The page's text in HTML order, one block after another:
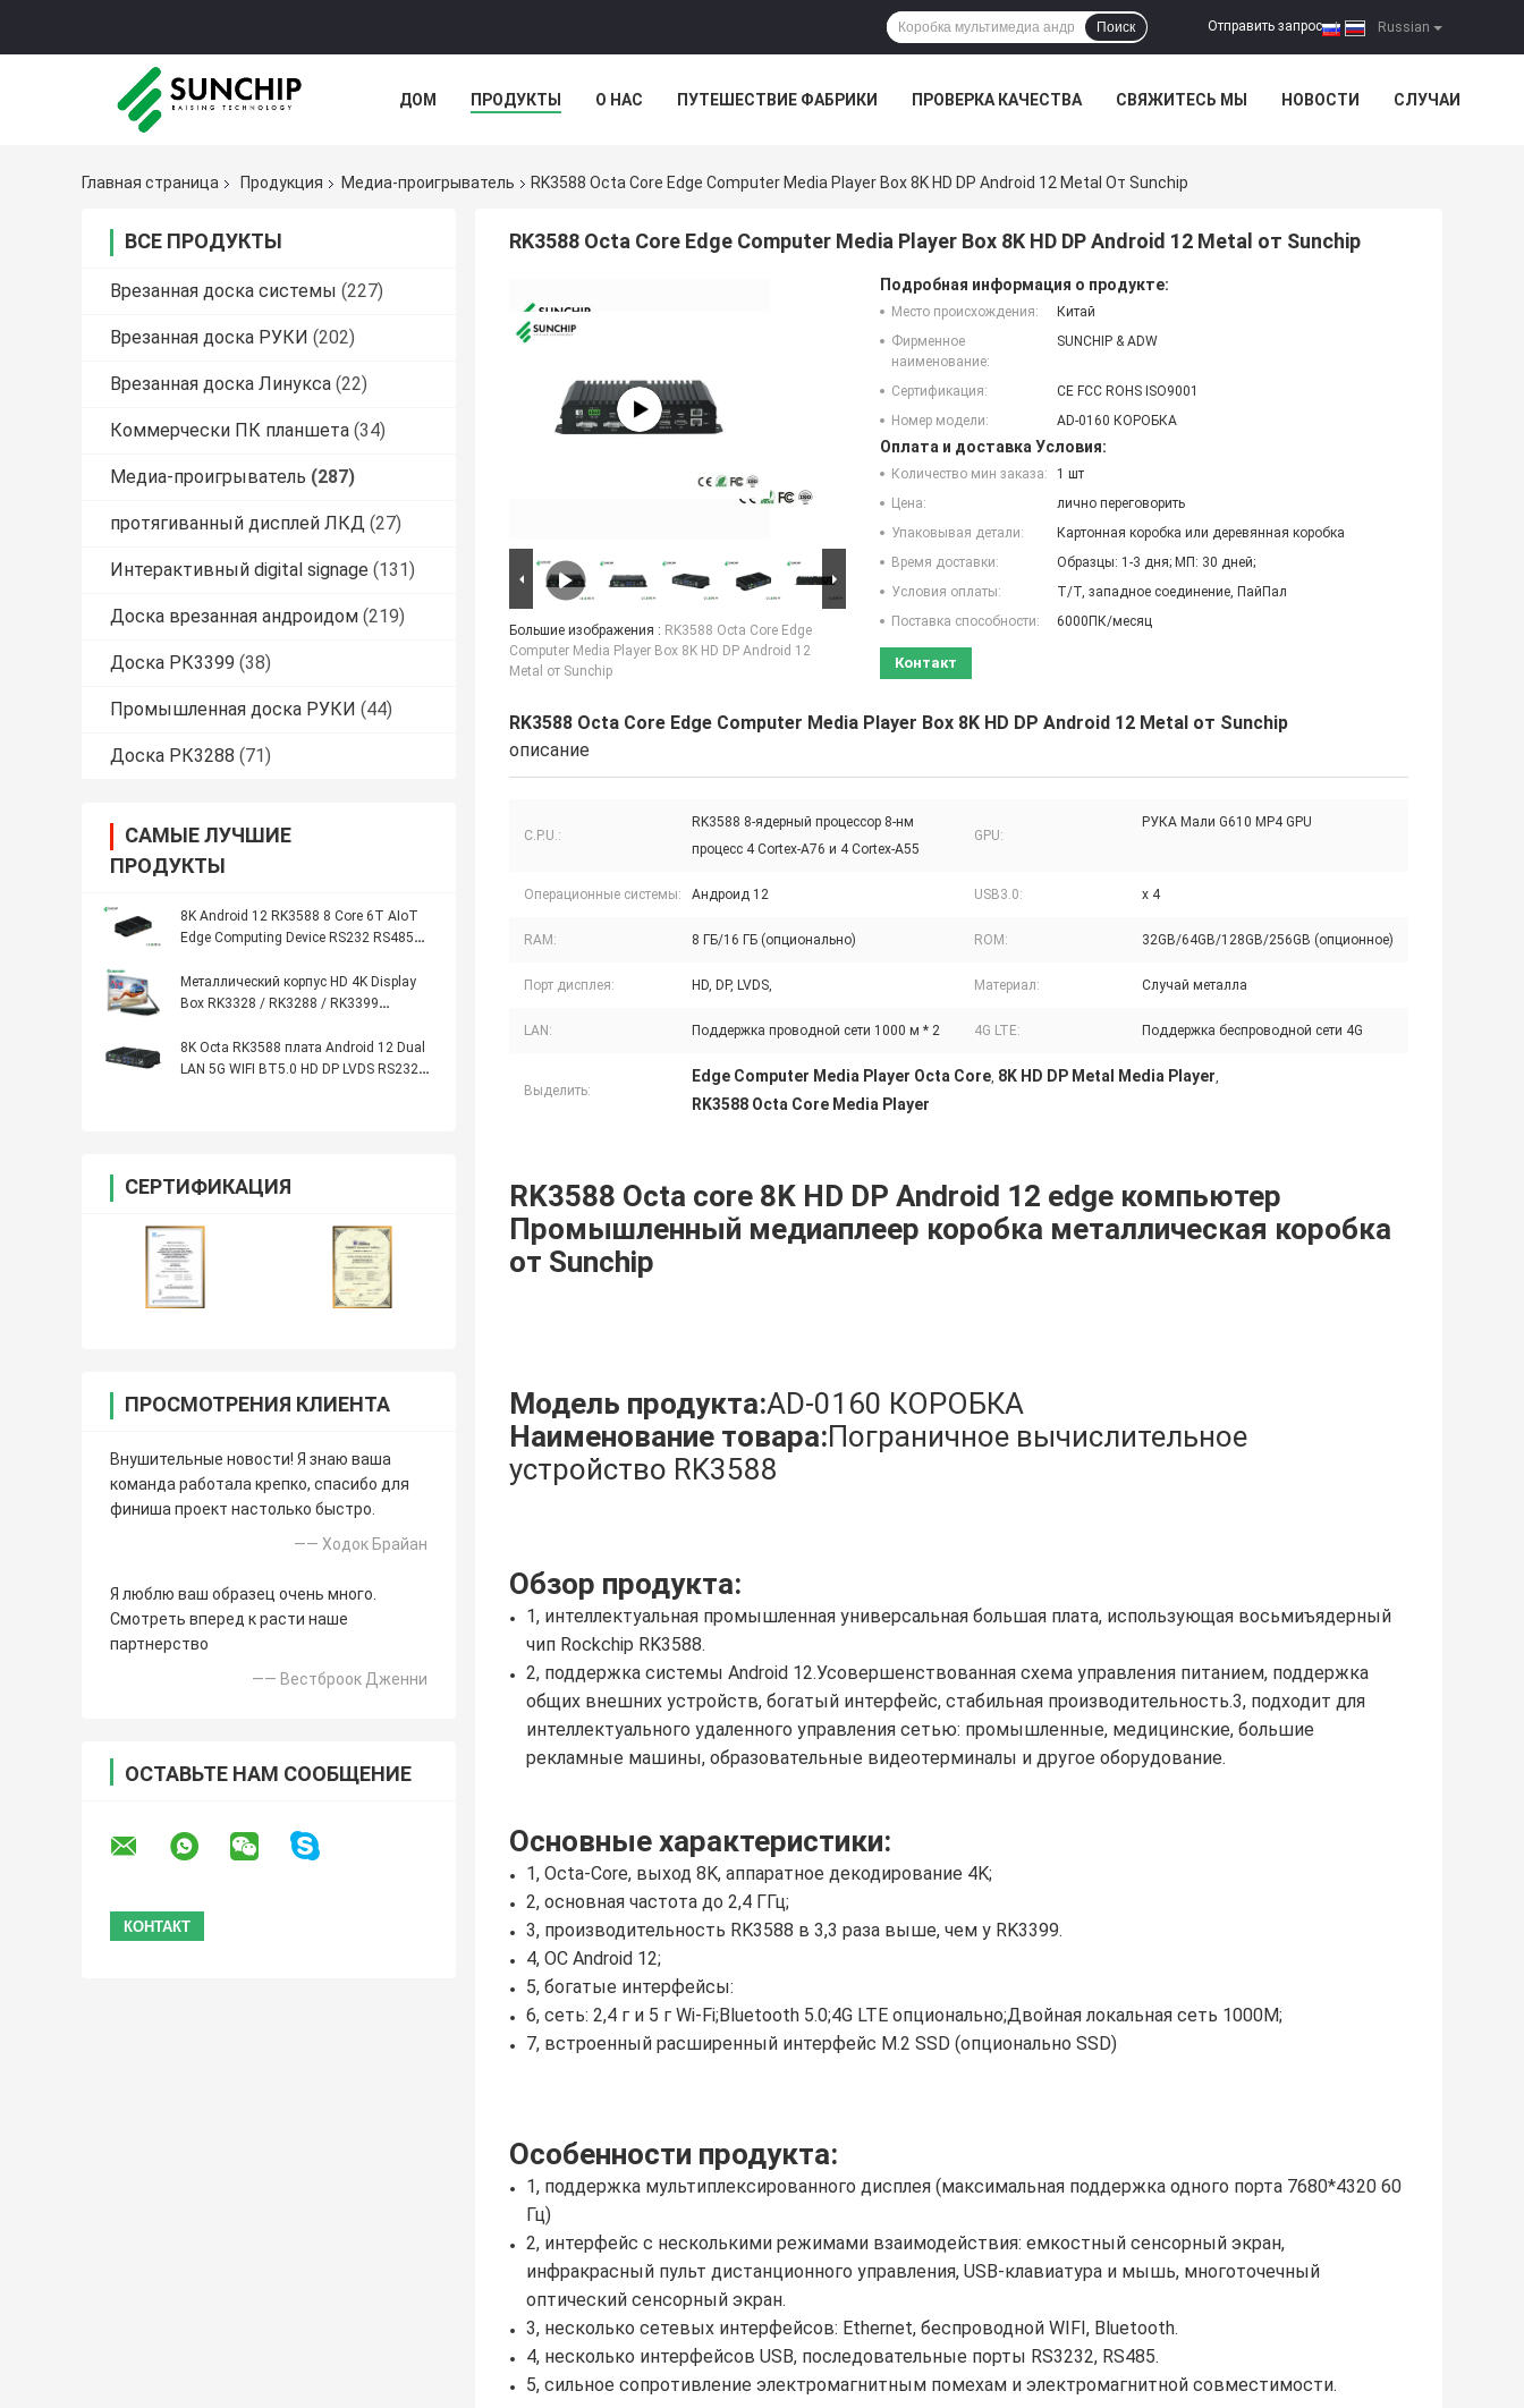
Russian
Отправить запрос |
Поиск
ДОМ ПРОДУКТЫ О НАС ПУТЕШЕСТВИЕ ФАБРИКИ ПРОВЕРКА КАЧЕСТВА СВЯЖИТЕСЬ МЫ НОВОСТИ СЛУЧАИ
Главная страница
Продукция Медиа-проигрыватель RK3588 Octa Core Edge Computer Media Player Box 8K HD DP Android 12 Metal От Sunchip
ВСЕ ПРОДУКТЫ
Врезанная доска системы (227)
Врезанная доска РУКИ (202)
Врезанная доска Линукса (22)
Коммерчески ПК планшета (34)
Медиа-проигрыватель (287)
протягиванный дисплей ЛКД (27)
Интерактивный digital signage (131)
Доска врезанная андроидом (219)
Доска РК3399 (38)
Промышленная доска РУКИ (44)
Доска РК3288 (71)
САМЫЕ ЛУЧШИЕ
ПРОДУКТЫ
8K Android 12 RK3588 8 Core 6T AIoT
Edge Computing Device RS232 RS485
Металлический корпус HD 4K Display
Box RK3328 / RK3288 / RK3399
процессором
8K Octa RK3588 плата Android 12 Dual
LAN 5G WIFI BT5.0 HD DP LVDS RS232
СЕРТИФИКАЦИЯ
ПРОСМОТРЕНИЯ КЛИЕНТА
Внушительные новости! Я знаю ваша
команда работала крепко, спасибо для
финиша проект настолько быстро.
—— Ходок Брайан
Я люблю ваш образец очень много.
Смотреть вперед к расти наше
партнерство
—— Вестброок Дженни
ОСТАВЬТЕ НАМ СООБЩЕНИЕ
RK3588 Octa Core Edge Computer Media Player Box 8K HD DP Android 12 Metal от Sunchip
Большие изображения : RK3588 Octa Core Edge
Computer Media Player Box 8K HD DP Android 12
Metal от Sunchip
Подробная информация о продукте:
Место происхождения:
Китай
Фирменное
наименование:
SUNCHIP & ADW
Сертификация:
CE FCC ROHS ISO9001
Номер модели:
AD-0160 КОРОБКА
Оплата и доставка Условия:
Количество мин заказа:
1 шт
Цена:
лично переговорить
Упаковывая детали:
Картонная коробка или деревянная коробка
Время доставки:
Образцы: 1-3 дня; МП: 30 дней;
Условия оплаты:
Т/Т, западное соединение, ПайПал
Поставка способности:
6000ПК/месяц
Контакт
RK3588 Octa Core Edge Computer Media Player Box 8K HD DP Android 12 Metal от Sunchip
описание
C.P.U.:
RK3588 8-ядерный процессор 8-нм
процесс 4 Cortex-A76 и 4 Cortex-A55
GPU:
РУКА Мали G610 MP4 GPU
Операционные системы: Андроид 12 USB3.0: х 4
RAM: 8 ГБ/16 ГБ (опционально) ROM: 32GB/64GB/128GB/256GB (опционное)
Порт дисплея: HD, DP, LVDS, Материал: Случай металла
LAN: Поддержка проводной сети 1000 м * 2 4G LTE: Поддержка беспроводной сети 4G
Выделить:
Edge Computer Media Player Octa Core, 8K HD DP Metal Media Player,
RK3588 Octa Core Media Player
RK3588 Octa core 8K HD DP Android 12 edge компьютер
Промышленный медиаплеер коробка металлическая коробка
от Sunchip
Модель продукта:AD-0160 КОРОБКА
Наименование товара:Пограничное вычислительное
устройство RK3588
Обзор продукта:
1, интеллектуальная промышленная универсальная большая плата, использующая восьмиъядерный
чип Rockchip RK3588.
2, поддержка системы Android 12.Усовершенствованная схема управления питанием, поддержка
общих внешних устройств, богатый интерфейс, стабильная производительность.3, подходит для
интеллектуального удаленного управления сетью: промышленные, медицинские, большие
рекламные машины, образовательные видеотерминалы и другое оборудование.
Основные характеристики:
1, Octa-Core, выход 8K, аппаратное декодирование 4K;
2, основная частота до 2,4 ГГц;
3, производительность RK3588 в 3,3 раза выше, чем у RK3399.
4, ОС Android 12;
5, богатые интерфейсы:
6, сеть: 2,4 г и 5 г Wi-Fi;Bluetooth 5.0;4G LTE опционально;Двойная локальная сеть 1000M;
7, встроенный расширенный интерфейс M.2 SSD (опционально SSD)
Особенности продукта:
1, поддержка мультиплексированного дисплея (максимальная поддержка одного порта 7680*4320 60
Гц)
2, интерфейс с несколькими режимами взаимодействия: емкостный сенсорный экран,
инфракрасный пульт дистанционного управления, USB-клавиатура и мышь, многоточечный
оптический сенсорный экран.
3, несколько сетевых интерфейсов: Ethernet, беспроводной WIFI, Bluetooth.
4, несколько интерфейсов USB, последовательные порты RS3232, RS485.
5, сильное сопротивление электромагнитным помехам и электромагнитной совместимости.